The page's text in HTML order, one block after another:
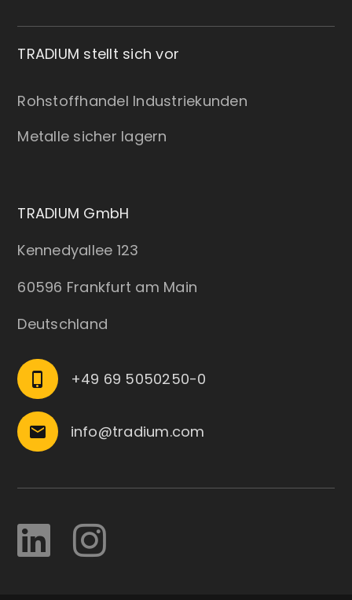
TRADIUM stellt sich vor
Rohstoffhandel Industriekunden
Metalle sicher lagern
TRADIUM GmbH
Kennedyallee 123
60596 Frankfurt am Main
Deutschland
phone_iphone +49 69 5050250-0
email info@tradium.com